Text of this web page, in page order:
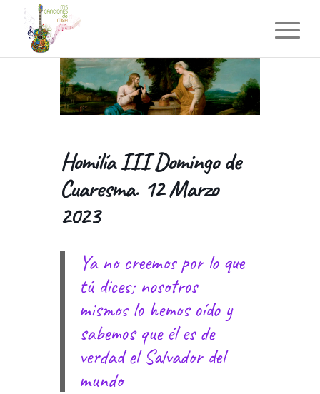
Homilía III Domingo de
Cuaresma. 12 Marzo
2023
Ya no creemos por lo que
tú dices; nosotros
mismos lo hemos oído y
sabemos que él es de
verdad el Salvador del
mundo